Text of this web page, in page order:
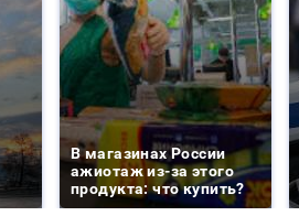
В магазинах России
ажиотаж из-за этого
продукта: что купить?